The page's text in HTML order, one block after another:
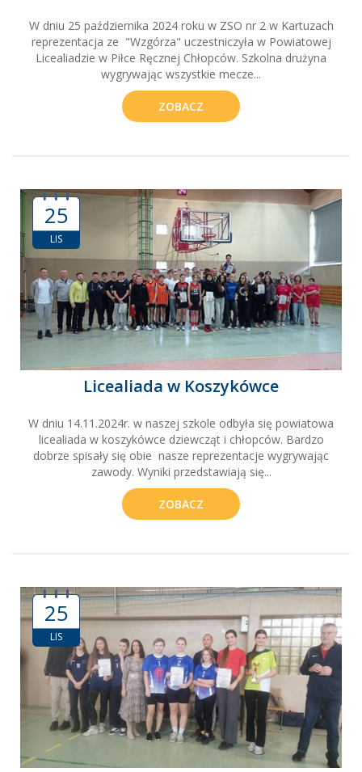
W dniu 25 października 2024 roku w ZSO nr 2 w Kartuzach
reprezentacja ze "Wzgórza" uczestniczyła w Powiatowej
Licealiadzie w Piłce Ręcznej Chłopców. Szkolna drużyna
wygrywając wszystkie mecze...
ZOBACZ
25
LIS
Licealiada w Koszykówce
W dniu 14.11.2024r. w naszej szkole odbyła się powiatowa
licealiada w koszykówce dziewcząt i chłopców. Bardzo
dobrze spisały się obie nasze reprezentacje wygrywając
zawody. Wyniki przedstawiają się...
ZOBACZ
25
LIS